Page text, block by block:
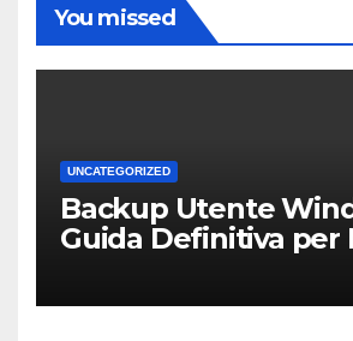
You missed
UNCATEGORIZED
Backup Utente
Guida Definitiva per
Casa o dell’Ufficio